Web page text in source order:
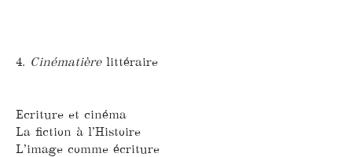
4. Cinématièrelittéraire
Ecriture et cinéma
La fiction à l’Histoire
L’image comme écriture